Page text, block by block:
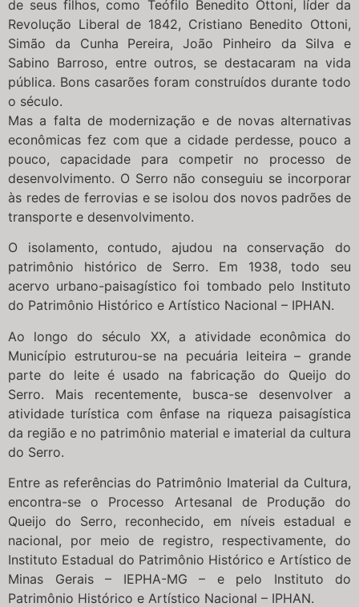
de seus filhos, como Teófilo Benedito Ottoni, líder da
Revolução Liberal de 1842, Cristiano Benedito Ottoni,
Simão da Cunha Pereira, João Pinheiro da Silva e
Sabino Barroso, entre outros, se destacaram na vida
pública. Bons casarões foram construídos durante todo
o século.
Mas a falta de modernização e de novas alternativas
econômicas fez com que a cidade perdesse, pouco a
pouco, capacidade para competir no processo de
desenvolvimento. O Serro não conseguiu se incorporar
às redes de ferrovias e se isolou dos novos padrões de
transporte e desenvolvimento.
O isolamento, contudo, ajudou na conservação do
patrimônio histórico de Serro. Em 1938, todo seu
acervo urbano-paisagístico foi tombado pelo Instituto
do Patrimônio Histórico e Artístico Nacional – IPHAN.
Ao longo do século XX, a atividade econômica do
Município estruturou-se na pecuária leiteira – grande
parte do leite é usado na fabricação do Queijo do
Serro. Mais recentemente, busca-se desenvolver a
atividade turística com ênfase na riqueza paisagística
da região e no patrimônio material e imaterial da cultura
do Serro.
Entre as referências do Patrimônio Imaterial da Cultura,
encontra-se o Processo Artesanal de Produção do
Queijo do Serro, reconhecido, em níveis estadual e
nacional, por meio de registro, respectivamente, do
Instituto Estadual do Patrimônio Histórico e Artístico de
Minas Gerais – IEPHA-MG – e pelo Instituto do
Patrimônio Histórico e Artístico Nacional – IPHAN.